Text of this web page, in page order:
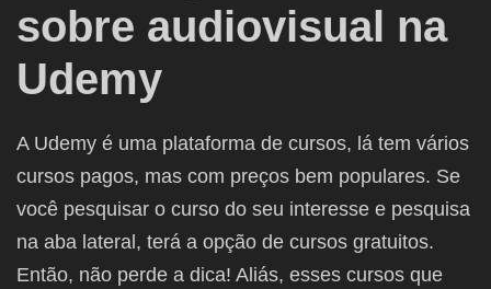
sobre audiovisual na
Udemy
A Udemy é uma plataforma de cursos, lá tem vários
cursos pagos, mas com preços bem populares. Se
você pesquisar o curso do seu interesse e pesquisa
na aba lateral, terá a opção de cursos gratuitos.
Então, não perde a dica! Aliás, esses cursos que